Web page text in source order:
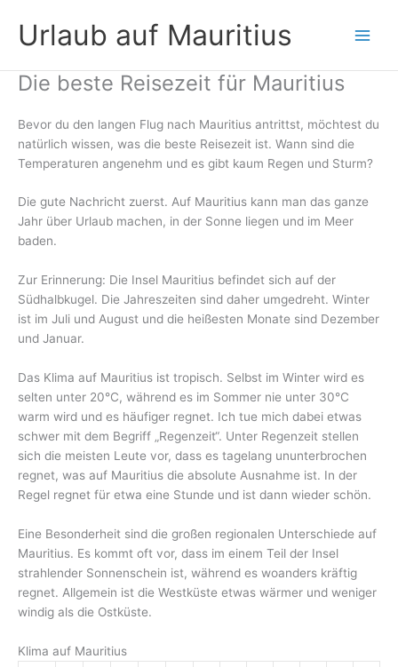
Inhalt
springenUrlaub auf Mauritius
Die beste Reisezeit für Mauritius
Bevor du den langen Flug nach Mauritius antrittst, möchtest du
natürlich wissen, was die beste Reisezeit ist. Wann sind die
Temperaturen angenehm und es gibt kaum Regen und Sturm?
Die gute Nachricht zuerst. Auf Mauritius kann man das ganze
Jahr über Urlaub machen, in der Sonne liegen und im Meer
baden.
Zur Erinnerung: Die Insel Mauritius befindet sich auf der
Südhalbkugel. Die Jahreszeiten sind daher umgedreht. Winter
ist im Juli und August und die heißesten Monate sind Dezember
und Januar.
Das Klima auf Mauritius ist tropisch. Selbst im Winter wird es
selten unter 20°C, während es im Sommer nie unter 30°C
warm wird und es häufiger regnet. Ich tue mich dabei etwas
schwer mit dem Begriff „Regenzeit“. Unter Regenzeit stellen
sich die meisten Leute vor, dass es tagelang ununterbrochen
regnet, was auf Mauritius die absolute Ausnahme ist. In der
Regel regnet für etwa eine Stunde und ist dann wieder schön.
Eine Besonderheit sind die großen regionalen Unterschiede auf
Mauritius. Es kommt oft vor, dass im einem Teil der Insel
strahlender Sonnenschein ist, während es woanders kräftig
regnet. Allgemein ist die Westküste etwas wärmer und weniger
windig als die Ostküste.
Klima auf Mauritius